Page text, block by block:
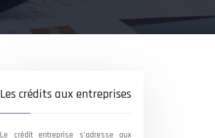
Les crédits aux entreprises
Le crédit entreprise s’adresse aux